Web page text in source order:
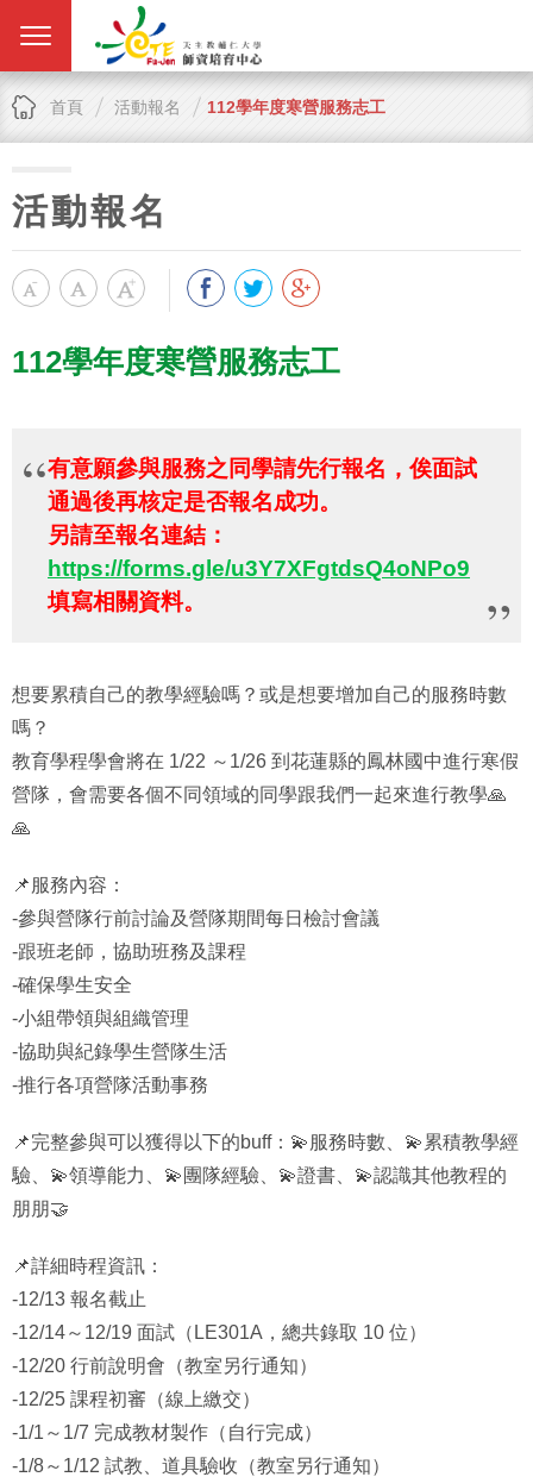
首頁 活動報名 112學年度寒營服務志工
活動報名
112學年度寒營服務志工
有意願參與服務之同學請先行報名，俟面試
通過後再核定是否報名成功。
另請至報名連結：
https://forms.gle/u3Y7XFgtdsQ4oNPo9
填寫相關資料。
想要累積自己的教學經驗嗎？或是想要增加自己的服務時數
嗎？
教育學程學會將在 1/22 ～ 1/26 到花蓮縣的鳳林國中進行寒假
營隊，會需要各個不同領域的同學跟我們一起來進行教學🙏
🙏
📌 服務內容：
-參與營隊行前討論及營隊期間每日檢討會議
-跟班老師，協助班務及課程
-確保學生安全
-小組帶領與組織管理
-協助與紀錄學生營隊生活
-推行各項營隊活動事務
📌完整參與可以獲得以下的buff： 💫 服務時數、 💫 累積教學經
驗、 💫領導能力、 💫 團隊經驗、 💫證書、 💫認識其他教程的
朋朋🤝
📌詳細時程資訊：
-12/13 報名截止
-12/14～ 12/19 面試（ LE301A ，總共錄取 10 位）
-12/20 行前說明會（教室另行通知）
-12/25 課程初審（線上繳交）
-1/1 ～ 1/7 完成教材製作（自行完成）
-1/8～ 1/12 試教、道具驗收（教室另行通知）